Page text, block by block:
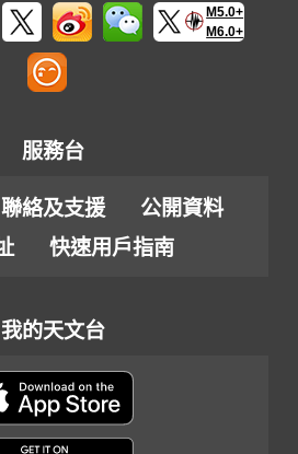
M5.0+
M6.0+
服務台
聯絡及支援
公開資料
快速用戶指南
我的天文台